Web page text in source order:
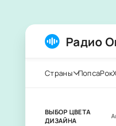
Радио
Страны ПопсаРок
ВЫБОР ЦВЕТА
ДИЗАЙНА